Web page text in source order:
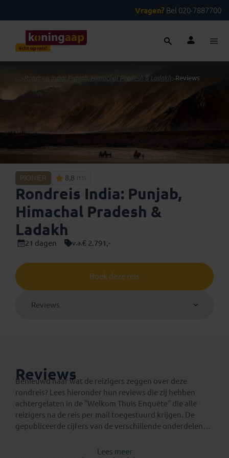
Vragen? Bel 020-7887700
> Rondreis India: Punjab, Himachal Pradesh & Ladakh>Reviews
PIONIER 8,8 (11)
Rondreis India: Punjab,
Himachal Pradesh &
Ladakh
21 dagen v.a.€ 2.791,-
Boek deze reis
Reviews
Reviews
Benieuwd naar wat de reizigers zeggen over deze
rondreis? Lees hieronder hun reviews die zij hebben
achtergelaten in de "Welkom Thuis Enquête" die alle
reizigers na de reis per mail toegestuurd krijgen. De
gepubliceerde cijfers van de verschillende onderdelen
van respondenten die hieronder geen commentaar
Lees meer